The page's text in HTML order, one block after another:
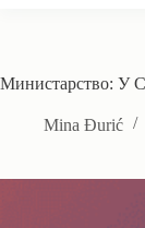
Министарство: У
Mina Đurić